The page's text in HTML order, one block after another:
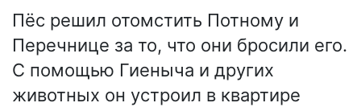
Пёс решил отомстить Потному и
Перечнице за то, что они бросили его.
С помощью Гиеныча и других
животных он устроил в квартире